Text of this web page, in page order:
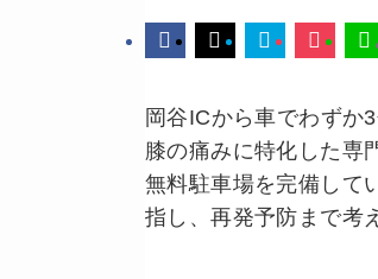
岡谷ICから車でわずか
膝の痛みに特化した専
無料駐車場を完備して
指し、再発予防まで考